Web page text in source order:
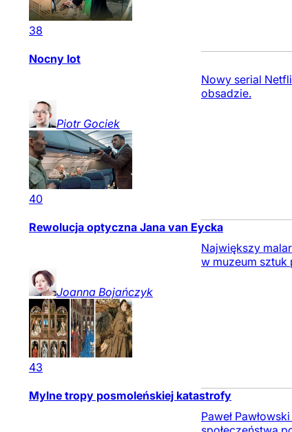
38
Nocny lot
Nowy serial
obsadzie.
Piotr Gociek
40
Rewolucja optyczna Jana van Eycka
Największy
w muzeum sztuk
Joanna Bojańczyk
43
Mylne tropy posmoleńskiej katastrofy
Paweł